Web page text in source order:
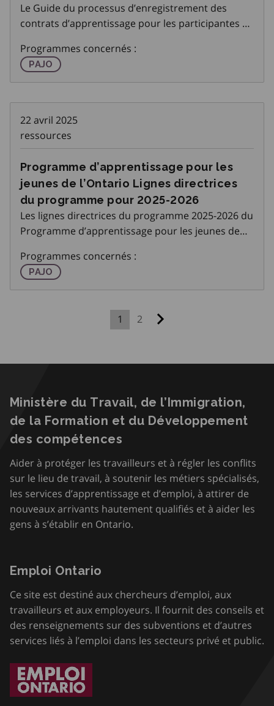
et participants au PAJO et les questions
et réponses sur Transition vers les
Métiers spécialisés Ontario
Le Guide du processus d’enregistrement des
contrats d’apprentissage pour les participantes et
sur la page du Processus de candidature du PAJO
sur l’Espace partenaires d&r
Programmes concernés :
Programme d'apprentissage pour les jeunes de
PAJO
22 avril 2025
ressources
Programme d’apprentissage pour les
jeunes de l’Ontario Lignes directrices
du programme pour 2025-2026
Les lignes directrices du programme 2025-2026 du
Programme d’apprentissage pour les jeunes de
page PAJO sur l’Espace Partenaires Emploi Ontario
(EPEO).
Programmes concernés :
Programme d'apprentissage pour les jeunes de
PAJO
1 2
Page suivante
Ministère du Travail, de l’Immigration,
de la Formation et du Développement
des compétences
Aider à protéger les travailleurs et à régler les conflits
sur le lieu de travail, à soutenir les métiers spécialisés,
les services d’apprentissage et d’emploi, à attirer de
nouveaux arrivants hautement qualifiés et à aider les
gens à s’établir en Ontario.
Emploi Ontario
Ce site est destiné aux chercheurs d’emploi, aux
travailleurs et aux employeurs. Il fournit des conseils et
des renseignements sur des subventions et d’autres
services liés à l’emploi dans les secteurs privé et public.